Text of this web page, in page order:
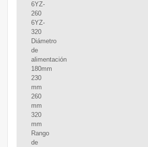
6YZ-
260
6YZ-
320
Diámetro
de
alimentación
180mm
230
mm
260
mm
320
mm
Rango
de